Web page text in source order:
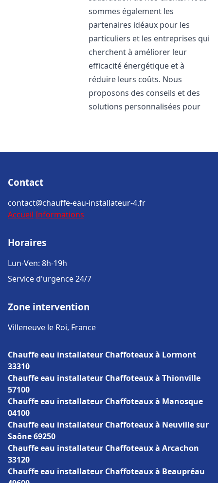
sommes également les
partenaires idéaux pour les
particuliers et les entreprises qui
cherchent à améliorer leur
efficacité énergétique et à
réduire leurs coûts. Nous
proposons des conseils et des
solutions personnalisées pour
Contact
contact@chauffe-eau-installateur-4.fr
Accueil Informations
Horaires
Lun-Ven: 8h-19h
Service d'urgence 24/7
Zone intervention
Villeneuve le Roi, France
Chauffe eau installateur Chaffoteaux à Lormont
33310
Chauffe eau installateur Chaffoteaux à Thionville
57100
Chauffe eau installateur Chaffoteaux à Manosque
04100
Chauffe eau installateur Chaffoteaux à Neuville sur
Saône 69250
Chauffe eau installateur Chaffoteaux à Arcachon
33120
Chauffe eau installateur Chaffoteaux à Beaupréau